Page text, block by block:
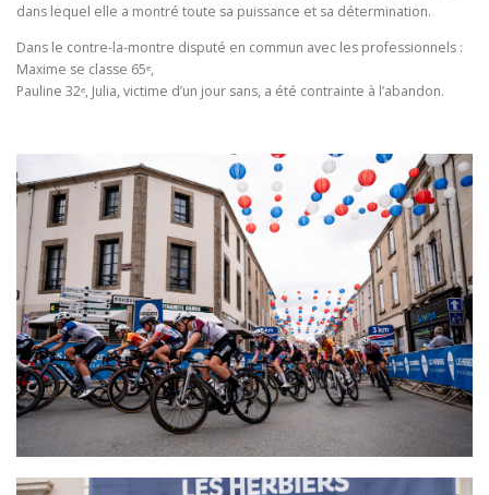
dans lequel elle a montré toute sa puissance et sa détermination.
Dans le contre-la-montre disputé en commun avec les professionnels :
Maxime se classe 65ᵉ,
Pauline 32ᵉ, Julia, victime d’un jour sans, a été contrainte à l’abandon.